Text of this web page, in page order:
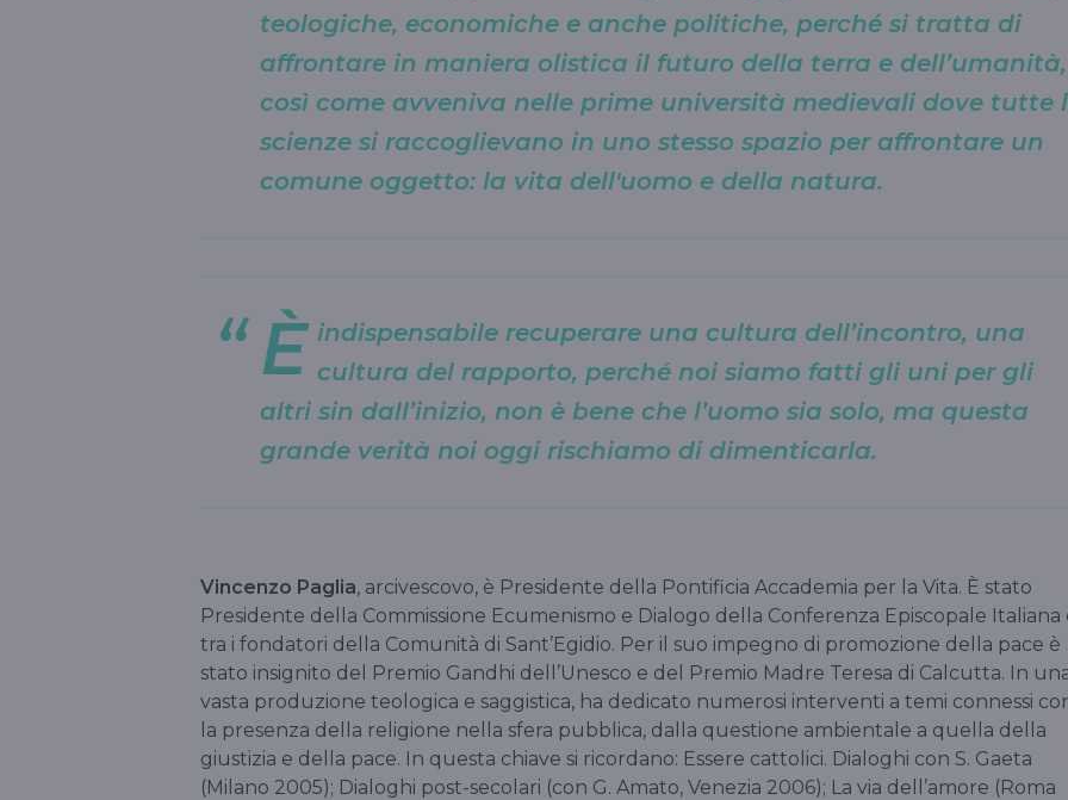
teologiche, economiche e anche politiche, perché si tratta di
affrontare in maniera olistica il futuro della terra e dell’umanità,
così come avveniva nelle prime università medievali dove tutte
scienze si raccoglievano in uno stesso spazio per affrontare un
comune oggetto: la vita dell'uomo e della natura.
È indispensabile recuperare una cultura dell’incontro, una
cultura del rapporto, perché noi siamo fatti gli uni per gli
altri sin dall’inizio, non è bene che l’uomo sia solo, ma questa
grande verità noi oggi rischiamo di dimenticarla.
Vincenzo Paglia, arcivescovo, è Presidente della Pontificia Accademia per la Vita. È stato
Presidente della Commissione Ecumenismo e Dialogo della Conferenza Episcopale Italiana
tra i fondatori della Comunità di Sant’Egidio. Per il suo impegno di promozione della pace è
stato insignito del Premio Gandhi dell’Unesco e del Premio Madre Teresa di Calcutta. In
vasta produzione teologica e saggistica, ha dedicato numerosi interventi a temi connessi
la presenza della religione nella sfera pubblica, dalla questione ambientale a quella della
giustizia e della pace. In questa chiave si ricordano: Essere cattolici. Dialoghi con S. Gaeta
(Milano 2005); Dialoghi post-secolari (con G. Amato, Venezia 2006); La via dell’amore (Roma